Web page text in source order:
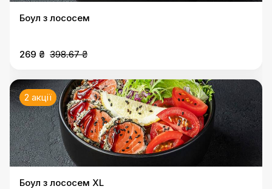
Боул з лососем
269 ₴ 398.67 ₴
2 акції
Боул з лососем XL